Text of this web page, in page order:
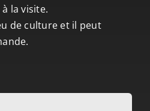
la visite.
de culture et il peut